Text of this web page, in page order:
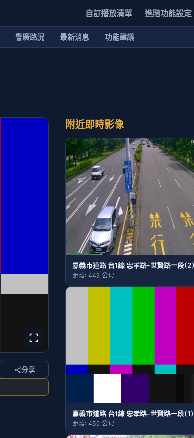
自訂播放清單 進階功能設定
警廣路況 最新消息 功能建議
分享
附近即時影像
嘉義市道路 台1線 忠孝路-世賢路一段(2)
距離: 449 公尺
嘉義市道路 台1線 忠孝路-世賢路一段(1)
距離: 450 公尺